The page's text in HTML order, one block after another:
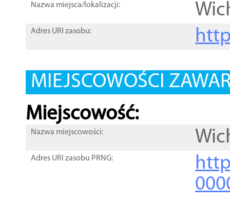
Nazwa miejsca/lokalizacji:
Adres URI zasobu:
MIEJSCOWOŚCI
Miejscowość:
Nazwa miejscowości:
Adres URI zasobu PRNG: